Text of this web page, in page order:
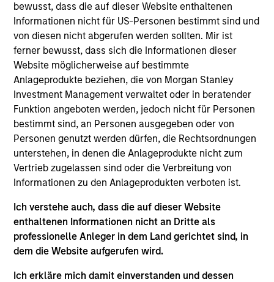
bewusst, dass die auf dieser Website enthaltenen
Informationen nicht für US-Personen bestimmt sind und
von diesen nicht abgerufen werden sollten. Mir ist
ferner bewusst, dass sich die Informationen dieser
Website möglicherweise auf bestimmte
Anlageprodukte beziehen, die von Morgan Stanley
Investment Management verwaltet oder in beratender
Funktion angeboten werden, jedoch nicht für Personen
bestimmt sind, an Personen ausgegeben oder von
Personen genutzt werden dürfen, die Rechtsordnungen
unterstehen, in denen die Anlageprodukte nicht zum
Vertrieb zugelassen sind oder die Verbreitung von
Informationen zu den Anlageprodukten verboten ist.
Ich verstehe auch, dass die auf dieser Website
enthaltenen Informationen nicht an Dritte als
professionelle Anleger in dem Land gerichtet sind, in
dem die Website aufgerufen wird.
Ich erkläre mich damit einverstanden und dessen
Steve is the Head of Investment Selection for the
Portfolio Solutions Group at MSIM, based in London.
He has 18 years of industry experience. In his
current role, Steve manages the team responsible
for sourcing, underwriting and monitoring public
and private investments. Additionally, he is
responsible for asset allocation in private markets
and has led the development of proprietary tools
and processes designed for alternatives portfolio
management. Prior to joining the firm in 2013, Steve
was an analyst for Mercer Investment Management
where he was involved in the construction of
alternative investment portfolios for large UK
from the University of Southampton and an M.Sc in
Investment Management from the International
Capital Markets Association (ICMA) Centre at Henley
Business School. He holds the Chartered Financial
Analyst designation.